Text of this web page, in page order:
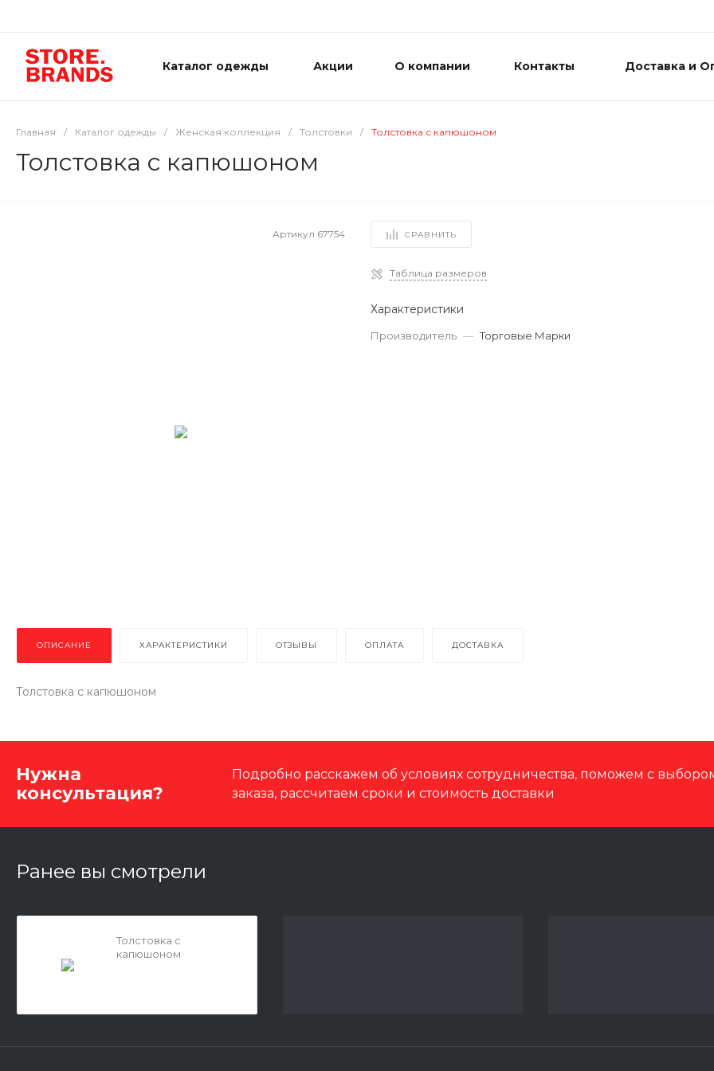
Каталог одежды Акции О компании Контакты Доставка и
Главная / Каталог одежды / Женская коллекция / Толстовки / Толстовка с капюшоном
Толстовка с капюшоном
Артикул 67754 СРАВНИТЬ
Таблица размеров
Характеристики
Производитель — Торговые Марки
ОПИСАНИЕ ХАРАКТЕРИСТИКИ ОТЗЫВЫ ОПЛАТА ДОСТАВКА
Толстовка с капюшоном
Нужна
консультация?
Подробно расскажем об условиях сотрудничества, поможем с
заказа, рассчитаем сроки и стоимость доставки
Ранее вы смотрели
Толстовка с
капюшоном